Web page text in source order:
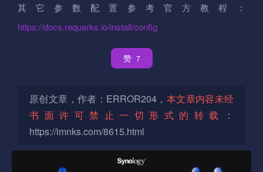
其它参数配置参考官方教程：
https://docs.requarks.io/install/config
赞 7
原创文章，作者：ERROR204， 本文章内容未经
书面许可禁止一切形式的转载
：
https://imnks.com/8615.html